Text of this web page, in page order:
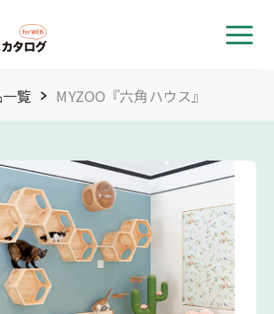
覧 MYZOO『六角ハウス』